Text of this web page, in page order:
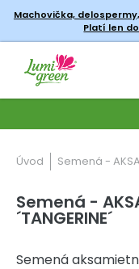
Machovička,
Platí len
Úvod Semená -
Semená -
´TANGERINE´
Semená